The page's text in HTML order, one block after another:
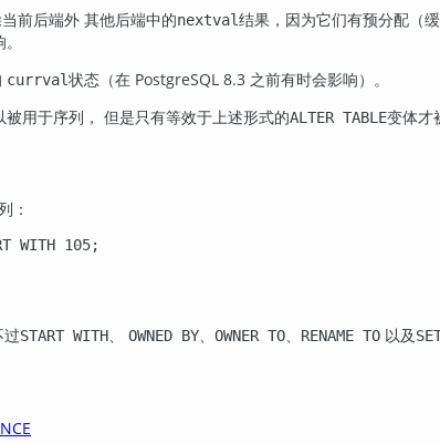
前后端外 其他后端中的nextval结果，因为它们有预分配（
currval状态（在 PostgreSQL 8.3 之前有时会影响）。
被用于序列， 但是只有等效于上述形式的ALTER TABLE变体才
：
WITH 105;
过START WITH、 OWNED BY、 OWNER TO、 RENAME TO 以及